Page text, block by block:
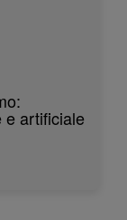
e artificiale